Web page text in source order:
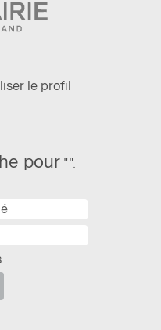
le profil
pour "".